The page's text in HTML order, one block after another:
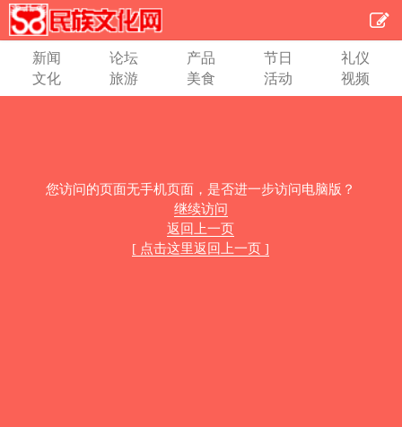
新闻 论坛 产品 节日
礼仪
文化
旅游 美食 活动 视频
您访问的页面无手机页面，是否进一步访问电脑版？
继续访问
返回上一页
[ 点击这里返回上一页 ]